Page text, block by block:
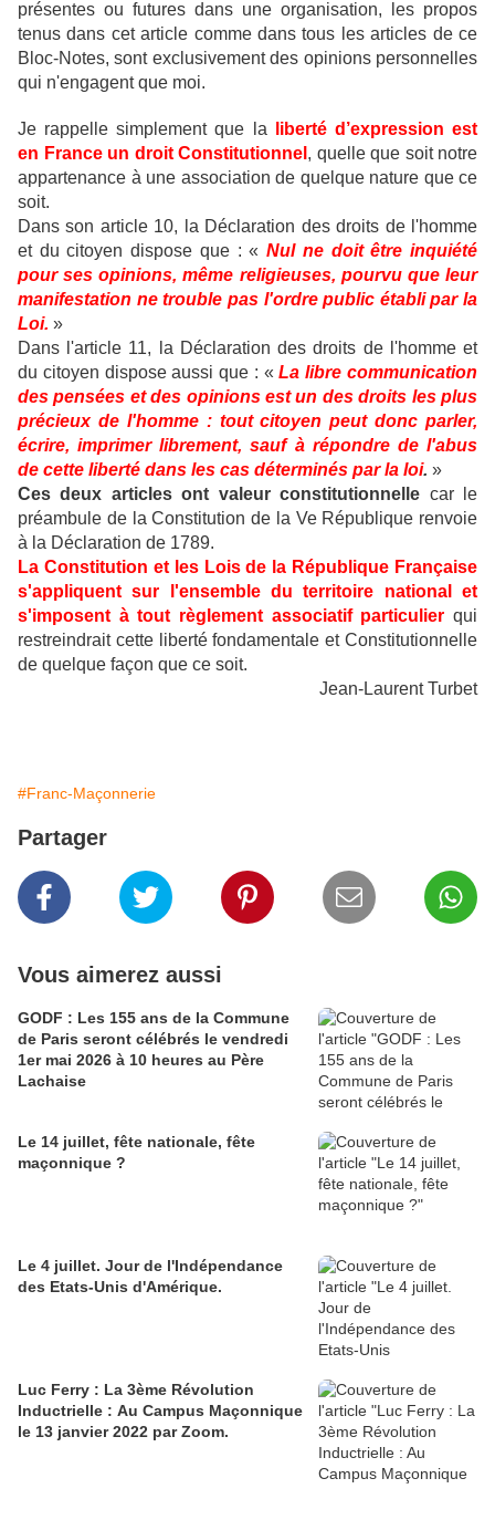
présentes ou futures dans une organisation, les propos
tenus dans cet article comme dans tous les articles de ce
Bloc-Notes, sont exclusivement des opinions personnelles
qui n'engagent que moi.
Je rappelle simplement que la
liberté d’expression est
en France un droit Constitutionnel , quelle que soit notre
appartenance à une association de quelque nature que ce
soit.
Dans son article 10, la Déclaration des droits de l'homme
et du citoyen dispose que : «Nul ne doit être inquiété
pour ses opinions, même religieuses, pourvu que leur
manifestation ne trouble pas l'ordre public établi par la
Loi. »
Dans l'article 11, la Déclaration des droits de l'homme et
du citoyen dispose aussi que : «La libre communication
des pensées et des opinions est un des droits les plus
précieux de l'homme : tout citoyen peut donc parler,
écrire, imprimer librement, sauf à répondre de l'abus
de cette liberté dans les cas déterminés par la loi. »
Ces deux articles ont valeur constitutionnelle car le
préambule de la Constitution de la Ve République renvoie
à la Déclaration de 1789.
La Constitution et les Lois de la République Française
s'appliquent sur l'ensemble du territoire national et
s'imposent à tout règlement associatif particulier qui
restreindrait cette liberté fondamentale et Constitutionnelle
de quelque façon que ce soit.
Jean-Laurent Turbet
#Franc-Maçonnerie
Partager
Vous aimerez aussi
GODF : Les 155 ans de la Commune
de Paris seront célébrés le vendredi
1er mai 2026 à 10 heures au Père
Lachaise
Le 14 juillet, fête nationale, fête
maçonnique ?
Le 4 juillet. Jour de l'Indépendance
des Etats-Unis d'Amérique.
Luc Ferry : La 3ème Révolution
Inductrielle : Au Campus Maçonnique
le 13 janvier 2022 par Zoom.